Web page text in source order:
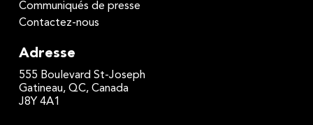
Communiqués de presse
Contactez-nous
Adresse
555 Boulevard St-Joseph
Gatineau, QC, Canada
J8Y 4A1